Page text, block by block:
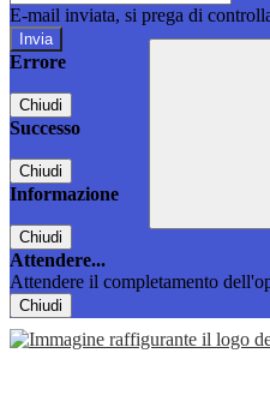
E-mail inviata, si prega di
Errore
Chiudi
Successo
Chiudi
Informazione
Chiudi
Attendere...
Attendere il completamento
Chiudi